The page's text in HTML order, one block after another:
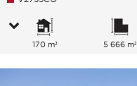
170 m² 5 666 m²